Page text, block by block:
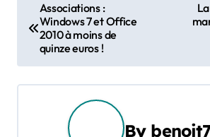
a
v
i
Associations :
Windows 7 et Office
2010 à moins de
quinze euros !
By